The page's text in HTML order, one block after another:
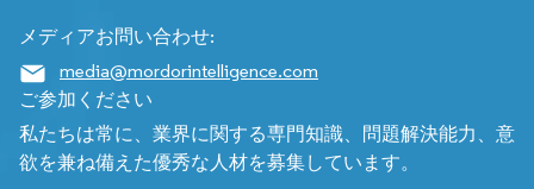
メディアお問い合わせ:
media@mordorintelligence.com
ご参加ください
私たちは常に、業界に関する専門知識、問題解決能力、意
欲を兼ね備えた優秀な人材を募集しています。